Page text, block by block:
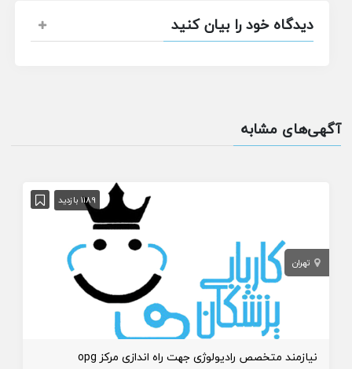
دیدگاه خود را بیان کنید
آگهی‌های مشابه
1189 بازدید
تهران
نیازمند متخصص رادیولوژی جهت راه اندازی مرکز opg